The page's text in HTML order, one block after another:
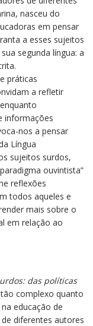
nasceu do
em pensar
a esses sujeitos
segunda língua: a
práticas
a refletir
informações
nos a pensar
Língua
sujeitos surdos,
ouvintista”
reflexões
todos aqueles e
mais sobre o
em relação ao
das políticas
complexo quanto
educação de
diferentes autores